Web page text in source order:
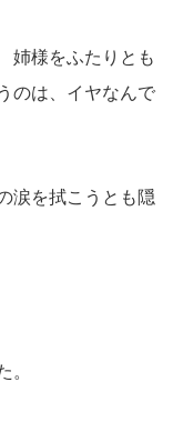
姉様をふたりとも
のは、イヤなんで
涙を拭こうとも隠
。